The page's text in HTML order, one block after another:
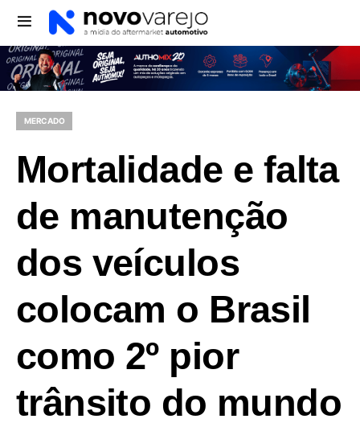
MERCADO
Mortalidade e falta
de manutenção
dos veículos
colocam o Brasil
como 2º pior
trânsito do mundo